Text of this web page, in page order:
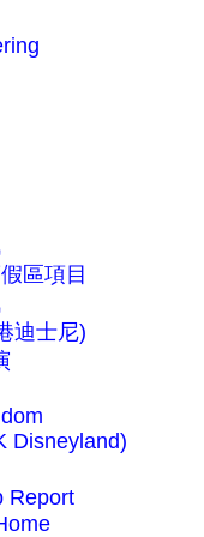
區項目
迪士尼)
Disneyland)
Report